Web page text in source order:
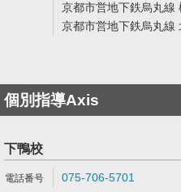
京都市営地下鉄烏丸線
京都市営地下鉄烏丸線
個別指導Axis
下鴨校
075-706-5701